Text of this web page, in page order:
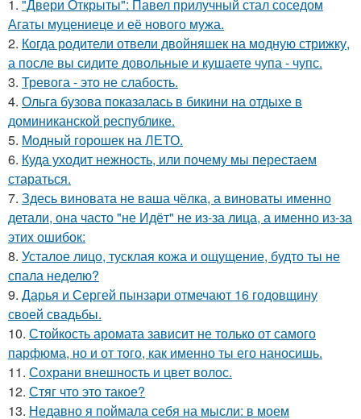
1. "Двери Открыты": Павел прилучный стал соседом
Агаты муцениеце и её нового мужа.
2. Когда родители отвели двойняшек на модную стрижку,
а после вы сидите довольные и кушаете чупа - чупс.
3. Тревога - это не слабость.
4. Ольга бузова показалась в бикини на отдыхе в
доминиканской республике.
5. Модный горошек на ЛЕТО.
6. Куда уходит нежность, или почему мы перестаем
стараться.
7. Здесь виновата не ваша чёлка, а виноваты именно
детали, она часто "не Идёт" не из-за лица, а именно из-за
этих ошибок:
8. Усталое лицо, тусклая кожа и ощущение, будто ты не
спала неделю?
9. Дарья и Сергей пынзари отмечают 16 годовщину
своей свадьбы.
10. Стойкость аромата зависит не только от самого
парфюма, но и от того, как именно ты его наносишь.
11. Сохрани внешность и цвет волос.
12. Стяг что это такое?
13. Недавно я поймала себя на мысли: в моем